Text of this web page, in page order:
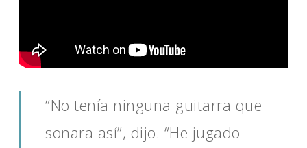
“No tenía ninguna guitarra que
sonara así”, dijo. “He jugado